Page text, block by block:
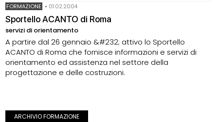
FORMAZIONE • 01.02.2004
Sportello ACANTO di Roma
servizi di orientamento
A partire dal 26 gennaio &#232; attivo lo Sportello
ACANTO di Roma che fornisce informazioni e servizi di
orientamento ed assistenza nel settore della
progettazione e delle costruzioni.
ARCHIVIO FORMAZIONE